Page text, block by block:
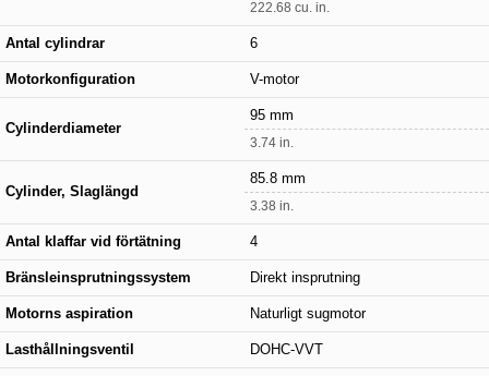
222.68 cu. in.
Antal cylindrar 6
Motorkonfiguration V-motor
Cylinderdiameter
95 mm
3.74 in.
Cylinder, Slaglängd
85.8 mm
3.38 in.
Antal klaffar vid förtätning 4
Bränsleinsprutningssystem Direkt insprutning
Motorns aspiration Naturligt sugmotor
Lasthållningsventil DOHC-VVT